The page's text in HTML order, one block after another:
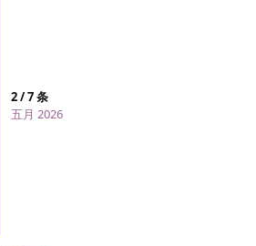
2/7条
五月 2026